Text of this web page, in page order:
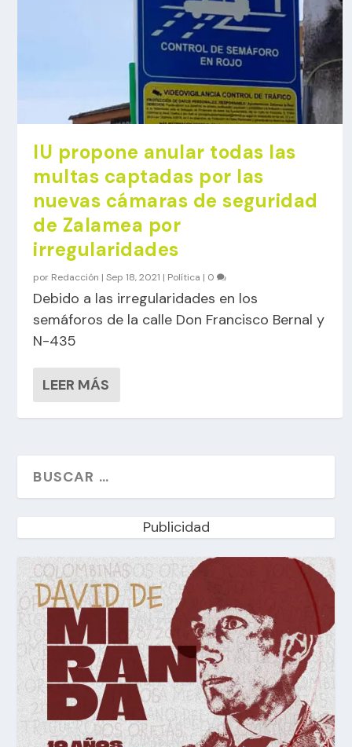
IU propone anular todas las
multas captadas por las
nuevas cámaras de seguridad
de Zalamea por
irregularidades
por Redacción |Sep 18, 2021 | Política | 0
Debido a las irregularidades en los
semáforos de la calle Don Francisco Bernal y
N-435
LEER MÁS
Publicidad